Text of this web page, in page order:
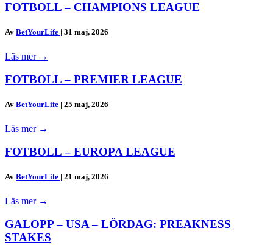
FOTBOLL – CHAMPIONS LEAGUE
Av BetYourLife | 31 maj, 2026
Läs mer →
FOTBOLL – PREMIER LEAGUE
Av BetYourLife | 25 maj, 2026
Läs mer →
FOTBOLL – EUROPA LEAGUE
Av BetYourLife | 21 maj, 2026
Läs mer →
GALOPP – USA – LÖRDAG: PREAKNESS
STAKES